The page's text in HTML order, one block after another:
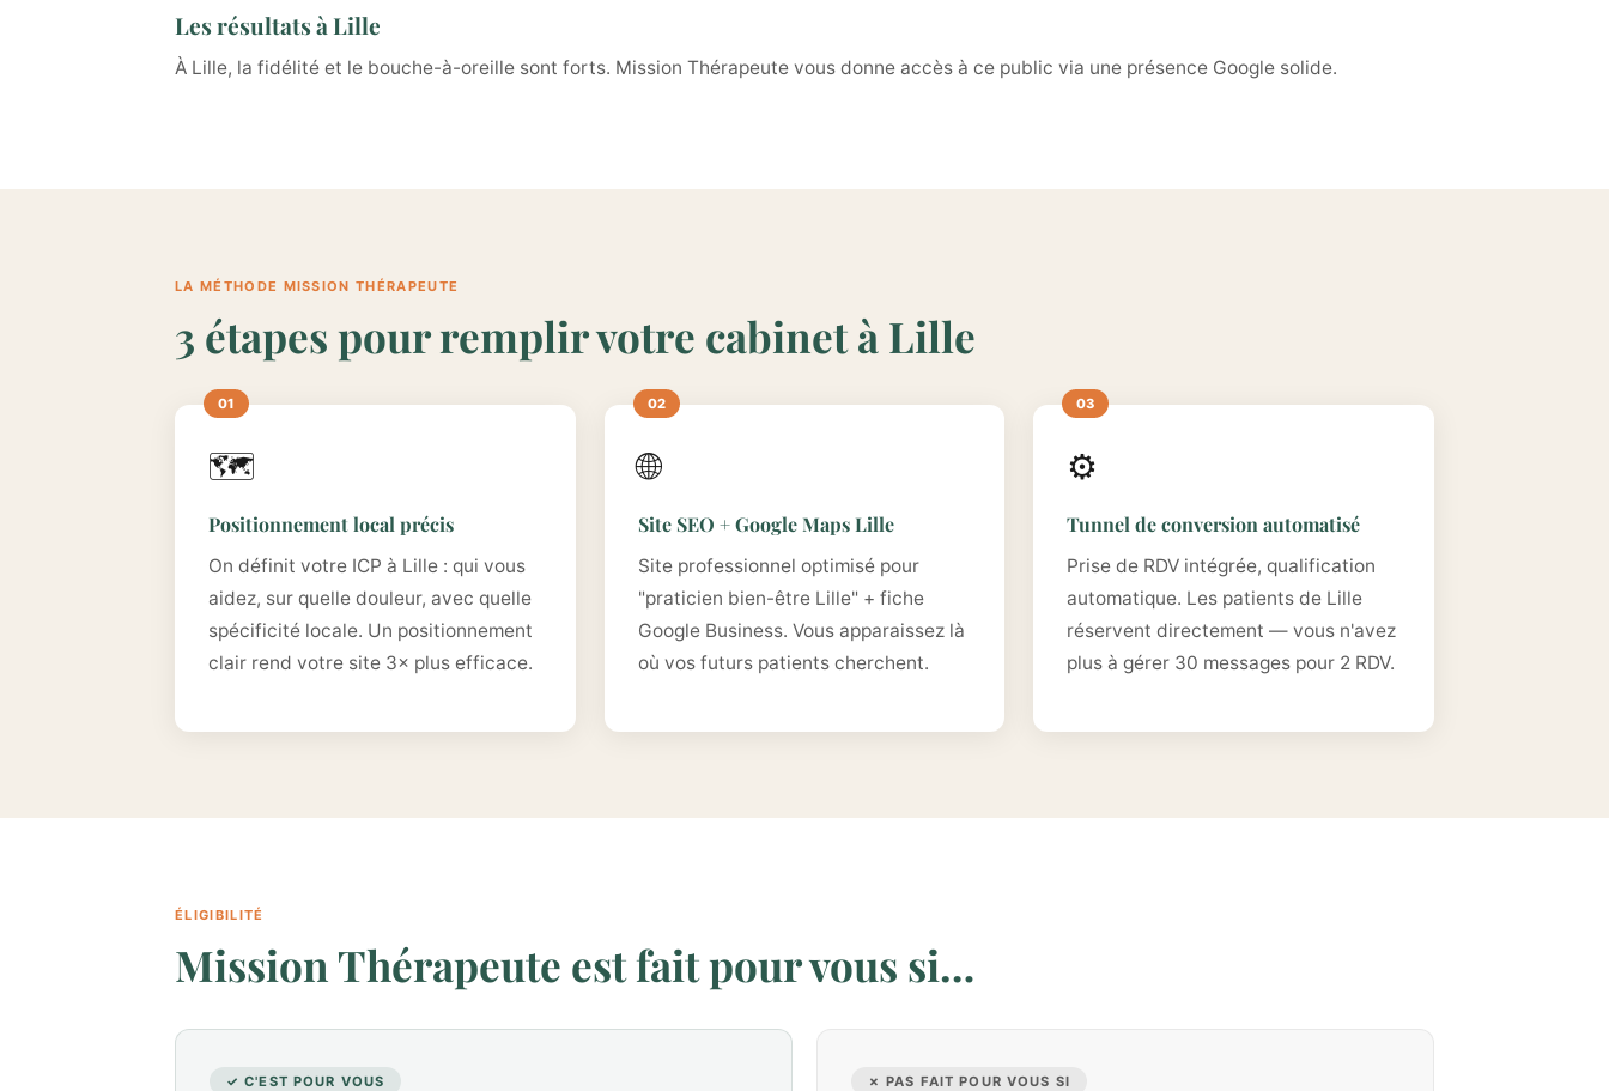
Les résultats à Lille
À Lille, la fidélité et le bouche-à-oreille sont forts. Mission Thérapeute vous donne accès à ce public via une présence Google solide.
LA MÉTHODE MISSION THÉRAPEUTE
3 étapes pour remplir votre cabinet à Lille
🗺️
Positionnement local précis
On définit votre ICP à Lille : qui vous
aidez, sur quelle douleur, avec quelle
spécificité locale. Un positionnement
clair rend votre site 3× plus efficace.
🌐
Site SEO + Google Maps Lille
Site professionnel optimisé pour
"praticien bien-être Lille" + fiche
Google Business. Vous apparaissez là
où vos futurs patients cherchent.
⚙️
Tunnel de conversion automatisé
Prise de RDV intégrée, qualification
automatique. Les patients de Lille
réservent directement — vous n'avez
plus à gérer 30 messages pour 2 RDV.
ÉLIGIBILITÉ
Mission Thérapeute est fait pour vous si…
✓ C'EST POUR VOUS ✗ PAS FAIT POUR VOUS SI